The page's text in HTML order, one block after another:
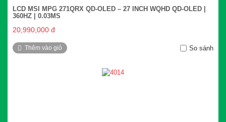
LCD MSI MPG 271QRX QD-OLED – 27 INCH WQHD QD-OLED |
360HZ | 0.03MS
20,990,000 đ
Thêm vào giỏ So sánh